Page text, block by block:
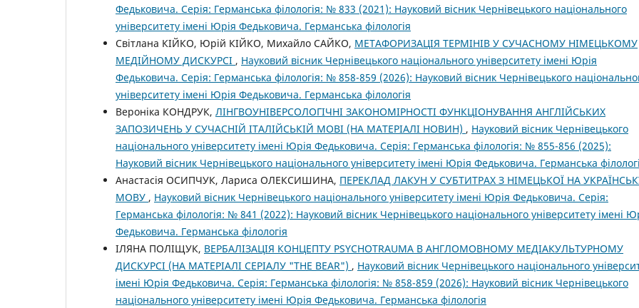
Федьковича. Серія: Германська філологія: № 833 (2021): Науковий вісник Чернівецького національного
університету імені Юрія Федьковича. Германська філологія
Світлана КІЙКО, Юрій КІЙКО, Михайло САЙКО, МЕТАФОРИЗАЦІЯ ТЕРМІНІВ У СУЧАСНОМУ НІМЕЦЬКОМУ
МЕДІЙНОМУ ДИСКУРСІ , Науковий вісник Чернівецького національного університету імені Юрія
Федьковича. Серія: Германська філологія: № 858-859 (2026): Науковий вісник Чернівецького
університету імені Юрія Федьковича. Германська філологія
Вероніка КОНДРУК, ЛІНГВОУНІВЕРСОЛОГІЧНІ ЗАКОНОМІРНОСТІ ФУНКЦІОНУВАННЯ АНГЛІЙСЬКИХ
ЗАПОЗИЧЕНЬ У СУЧАСНІЙ ІТАЛІЙСЬКІЙ МОВІ (НА МАТЕРІАЛІ НОВИН) , Науковий вісник Чернівецького
національного університету імені Юрія Федьковича. Серія: Германська філологія: № 855-856 (2025):
Науковий вісник Чернівецького національного університету імені Юрія Федьковича. Германська
Анастасія ОСИПЧУК, Лариса ОЛЕКСИШИНА, ПЕРЕКЛАД ЛАКУН У СУБТИТРАХ З НІМЕЦЬКОЇ НА
МОВУ , Науковий вісник Чернівецького національного університету імені Юрія Федьковича. Серія:
Германська філологія: № 841 (2022): Науковий вісник Чернівецького національного університету імені
Федьковича. Германська філологія
ІЛЯНА ПОЛІЩУК, ВЕРБАЛІЗАЦІЯ КОНЦЕПТУ PSYCHOTRAUMA В АНГЛОМОВНОМУ МЕДІАКУЛЬТУРНОМУ
ДИСКУРСІ (НА МАТЕРІАЛІ СЕРІАЛУ "THE BEAR") , Науковий вісник Чернівецького національного
імені Юрія Федьковича. Серія: Германська філологія: № 858-859 (2026): Науковий вісник Чернівецького
національного університету імені Юрія Федьковича. Германська філологія